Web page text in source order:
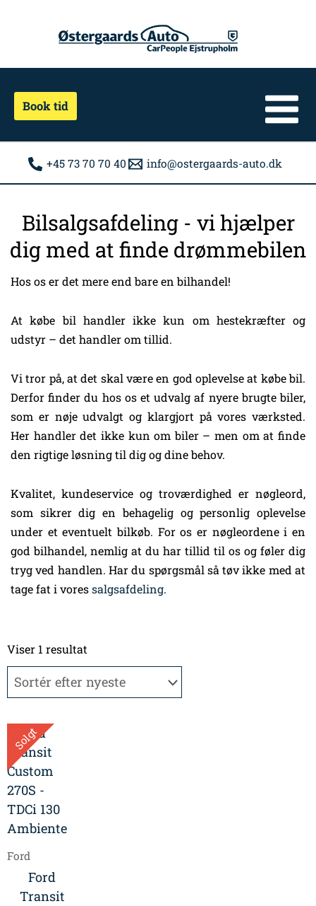
Book tid
+45 73 70 70 40 info@ostergaards-auto.dk
Bilsalgsafdeling - vi hjælper
dig med at finde drømmebilen
Hos os er det mere end bare en bilhandel!
At købe bil handler ikke kun om hestekræfter og
udstyr – det handler om tillid.
Vi tror på, at det skal være en god oplevelse at købe bil.
Derfor finder du hos os et udvalg af nyere brugte biler,
som er nøje udvalgt og klargjort på vores værksted.
Her handler det ikke kun om biler – men om at finde
den rigtige løsning til dig og dine behov.
Kvalitet, kundeservice og troværdighed er nøgleord,
som sikrer dig en behagelig og personlig oplevelse
under et eventuelt bilkøb. For os er nøgleordene i en
god bilhandel, nemlig at du har tillid til os og føler dig
tryg ved handlen. Har du spørgsmål så tøv ikke med at
tage fat i voressalgsafdeling.
Viser 1 resultat
Solgt
Ford
Ford
Transit